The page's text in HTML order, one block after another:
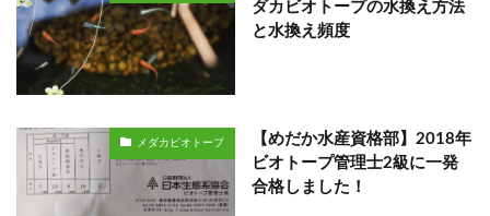
ダカビオトープの水換え方法
と水換え頻度
メダカビオトープ
【めだか水産資格部】2018年
ビオトープ管理士2級に一発
合格しました！